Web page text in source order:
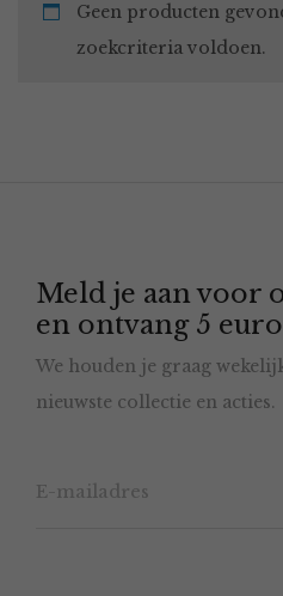
Geen producten
zoekcriteria voldoen.
Meld je aan voor
en ontvang 5
We houden je graag
nieuwste collectie en acties.